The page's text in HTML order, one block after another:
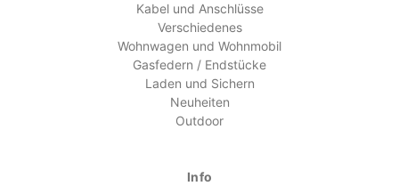
Kabel und Anschlüsse
Verschiedenes
Wohnwagen und Wohnmobil
Gasfedern / Endstücke
Laden und Sichern
Neuheiten
Outdoor
Info